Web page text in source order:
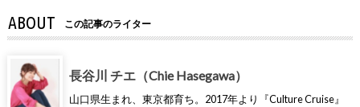
ABOUT この記事のライター
長谷川 チエ（Chie Hasegawa）
山口県生まれ、東京都育ち。2017年より『Culture Cruise』